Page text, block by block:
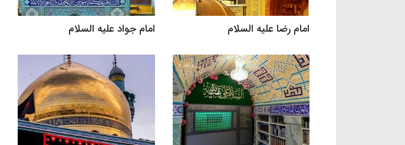
امام رضا علیه السلام امام جواد علیه السلام